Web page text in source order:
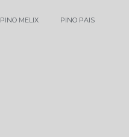
PINO MELIX PINO PAIS